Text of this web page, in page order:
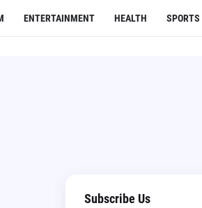
ENTERTAINMENT HEALTH SPORTS
Subscribe Us